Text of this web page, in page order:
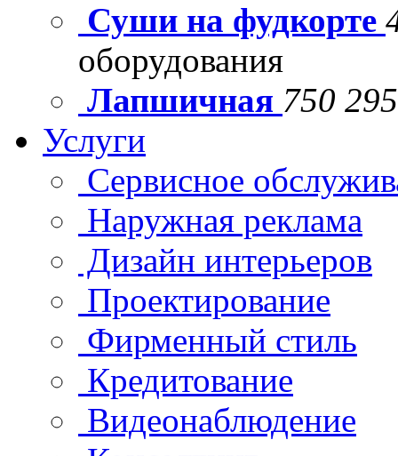
Суши на фудкорте
оборудования
Лапшичная 750
Услуги
Сервисное
Наружная реклама
Дизайн интерьеров
Проектирование
Фирменный стиль
Кредитование
Видеонаблюдение